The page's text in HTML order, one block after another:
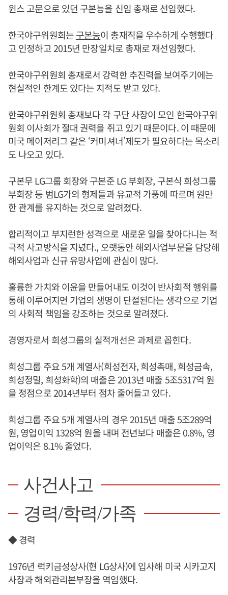
윈스 고문으로 있던 구본능을 신임 총재로 선임했다.
한국야구위원회는구본능이 총재직을 우수하게 수행했다
고 인정하고 2015년 만장일치로 총재로 재선임했다.
한국야구위원회 총재로서 강력한 추진력을 보여주기에는
현실적인 한계도 있다는 지적도 받고 있다.
한국야구위원회 총재보다 각 구단 사장이 모인 한국야구위
원회 이사회가 절대 권력을 쥐고 있기 때문이다. 이 때문에
미국 메이저리그 같은 ‘커미셔너’제도가 필요하다는 목소리
도 나오고 있다.
구본무 LG그룹 회장와 구본준 LG 부회장, 구본식 희성그룹
부회장 등 범LG가의 형제들과 유교적 가풍에 따르며 원만
한 관계를 유지하는 것으로 알려졌다.
합리적이고 부지런한 성격으로 새로운 일을 찾아다니는 적
극적 사고방식을 지녔다., 오랫동안 해외사업부문을 담당해
해외사업과 신규 유망사업에 관심이 많다.
훌륭한 가치와 이윤을 만들어내도 이것이 반사회적 행위를
통해 이루어지면 기업의 생명이 단절된다는 생각으로 기업
의 사회적 책임을 강조하는 것으로 알려졌다.
경영자로서 희성그룹의 실적개선은 과제로 꼽힌다.
희성그룹 주요 5개 계열사(희성전자, 희성촉매, 희성금속,
희성정밀, 희성화학)의 매출은 2013년 매출 5조5317억 원
을 정점으로 2014년부터 점차 줄어들고 있다.
희성그룹 주요 5개 계열사의 경우 2015년 매출 5조289억
원, 영업이익 1328억 원을 내며 전년보다 매출은 0.8%, 영
업이익은 8.1% 줄었다.
사건사고
경력/학력/가족
◆ 경력
1976년 럭키금성상사(현 LG상사)에 입사해 미국 시카고지
사장과 해외관리본부장을 역임했다.